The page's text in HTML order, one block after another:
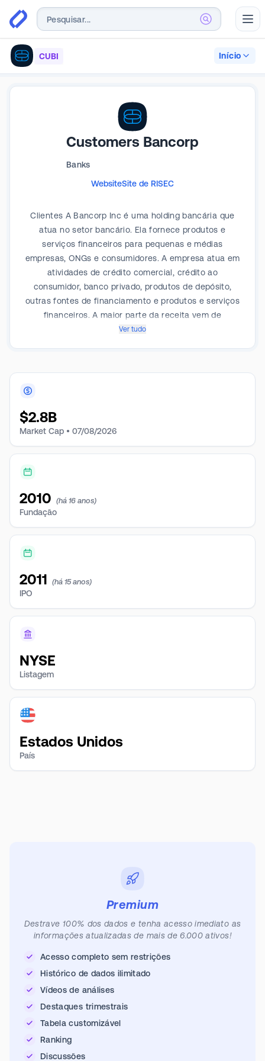
CUBI Início
Customers Bancorp
Banks
WebsiteSite de RISEC
Clientes A Bancorp Inc é uma holding bancária que
atua no setor bancário. Ela fornece produtos e
serviços financeiros para pequenas e médias
empresas, ONGs e consumidores. A empresa atua em
atividades de crédito comercial, crédito ao
consumidor, banco privado, produtos de depósito,
outras fontes de financiamento e produtos e serviços
financeiros. A maior parte da receita vem de
empréstimos comerciais.
Ver tudo
$2.8B
Market Cap • 07/08/2026
2010 (há 16 anos)
Fundação
2011 (há 15 anos)
IPO
NYSE
Listagem
Estados Unidos
País
Premium
Destrave 100% dos dados e tenha acesso imediato as
informações atualizadas de mais de 6.000 ativos!
Acesso completo sem restrições
Histórico de dados ilimitado
Vídeos de análises
Destaques trimestrais
Tabela customizável
Ranking
Discussões